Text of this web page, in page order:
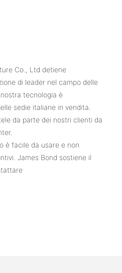
Co., Ltd detiene
di leader nel campo delle
tecnologia è
sedie italiane in vendita.
da parte dei nostri clienti da
è facile da usare e non
James Bond sostiene il